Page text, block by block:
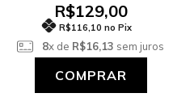
R$129,00
R$116,10 no Pix
8x de R$16,13 sem juros
COMPRAR